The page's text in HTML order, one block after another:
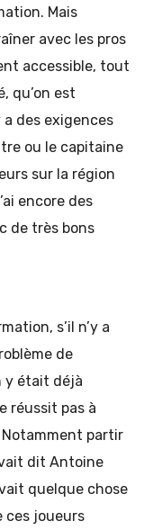
Mais
avec les pros
accessible, tout
qu’on est
a des exigences
ou le capitaine
sur la région
encore des
de très bons
s’il n’y a
de
y était déjà
réussit pas à
Notamment partir
dit Antoine
quelque chose
ces joueurs